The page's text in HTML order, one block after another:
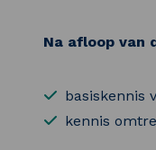
Na afloop van
basiskennis
kennis